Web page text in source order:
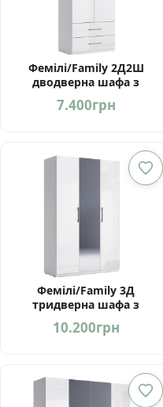
Фемілі/Family 2Д2Ш
дводверна шафа з
шухлядами від фабрики
Миро Марк Україна
7.400грн
Фемілі/Family 3Д
тридверна шафа з
дзеркалом від Миро Марк
Україна
10.200грн